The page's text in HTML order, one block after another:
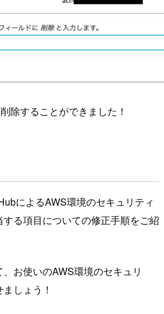
除することができました！
によるAWS環境のセキュリティ
る項目についての修正手順をご紹
お使いのAWS環境のセキュリ
しょう！